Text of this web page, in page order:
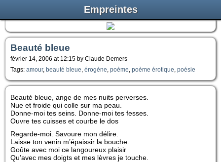
Empreintes
Beauté bleue
février 14, 2006 at 12:15 by Claude Demers
Tags: amour, beauté bleue érogène poème poème érotique poésie
Beauté bleue, ange de mes nuits perverses.
Nue et froide qui colle sur ma peau.
Donne-moi tes seins. Donne-moi tes fesses.
Ouvre tes cuisses et courbe le dos
Regarde-moi. Savoure mon délire.
Laisse ton venin m’épaissir la bouche.
Goûte avec moi ce langoureux plaisir
Qu’avec mes doigts et mes lèvres je touche.